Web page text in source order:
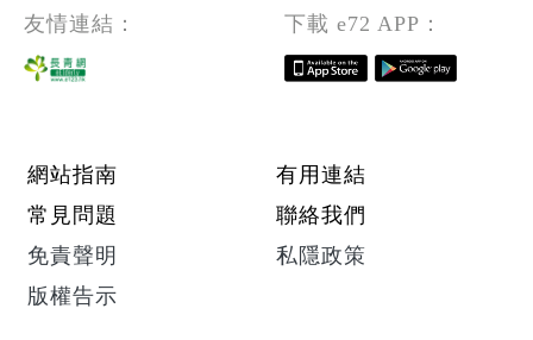
友情連結： 下載 e72 APP：
Footer menu
網站指南
有用連結
常見問題
聯絡我們
免責聲明
私隱政策
版權告示